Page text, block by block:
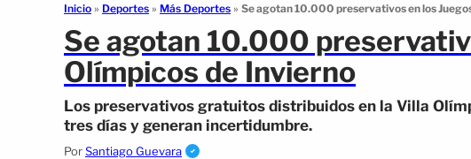
Inicio » Deportes » Más Deportes » Se agotan 10.000 preservativos en los
Se agotan 10.000
Olímpicos de Invierno
Los preservativos gratuitos distribuidos en la Villa
tres días y generan incertidumbre.
PorSantiago Guevara